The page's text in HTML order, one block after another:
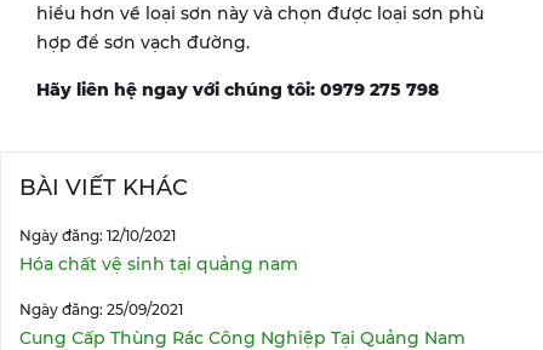
hiểu hơn về loại sơn này và chọn được loại sơn phù
hợp để sơn vạch đường.
Hãy liên hệ ngay với chúng tôi: 0979 275 798
BÀI VIẾT KHÁC
Ngày đăng: 12/10/2021
Hóa chất vệ sinh tại quảng nam
Ngày đăng: 25/09/2021
Cung Cấp Thùng Rác Công Nghiệp Tại Quảng Nam